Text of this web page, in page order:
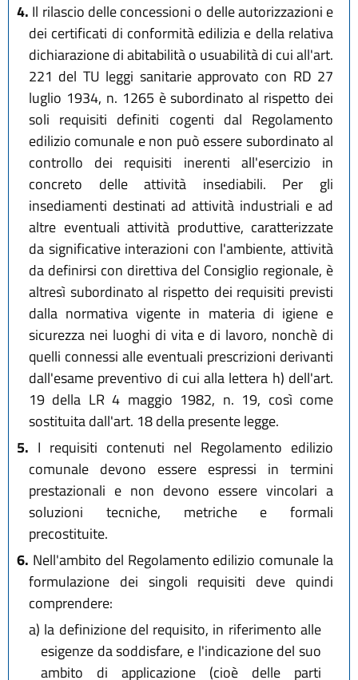
4. Il rilascio delle concessioni o delle autorizzazioni e
dei certificati di conformità edilizia e della relativa
dichiarazione di abitabilità o usuabilità di cui all'art.
221 del TU leggi sanitarie approvato con RD 27
luglio 1934, n. 1265 è subordinato al rispetto dei
soli requisiti definiti cogenti dal Regolamento
edilizio comunale e non può essere subordinato al
controllo dei requisiti inerenti all'esercizio in
concreto delle attività insediabili. Per gli
insediamenti destinati ad attività industriali e ad
altre eventuali attività produttive, caratterizzate
da significative interazioni con l'ambiente, attività
da definirsi con direttiva del Consiglio regionale, è
altresì subordinato al rispetto dei requisiti previsti
dalla normativa vigente in materia di igiene e
sicurezza nei luoghi di vita e di lavoro, nonchè di
quelli connessi alle eventuali prescrizioni derivanti
dall'esame preventivo di cui alla lettera h) dell'art.
19 della LR 4 maggio 1982, n. 19, così come
sostituita dall'art. 18 della presente legge.
5. I requisiti contenuti nel Regolamento edilizio
comunale devono essere espressi in termini
prestazionali e non devono essere vincolari a
soluzioni tecniche, metriche e formali
precostituite.
6. Nell'ambito del Regolamento edilizio comunale la
formulazione dei singoli requisiti deve quindi
comprendere:
a) la definizione del requisito, in riferimento alle
esigenze da soddisfare, e l'indicazione del suo
ambito di applicazione (cioè delle parti